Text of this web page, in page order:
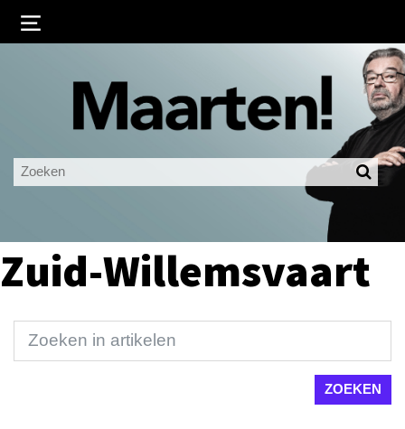
Ingelogd blijven
LOGIN
Zuid-Willemsvaart